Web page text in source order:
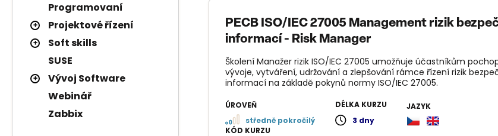
Programovaní
Projektové řízení
Soft skills
SUSE
Vývoj Software
Webinář
Zabbix
PECB ISO/IEC 27005 Management rizik
informací - Risk Manager
ÚROVEŇ
středně pokročilý
JAZYK
Školení Manažer rizik ISO/IEC 27005 umožňuje účastníkům
vývoje, vytváření, udržování a zlepšování rámce řízení rizik
informací na základě pokynů normy ISO/IEC 27005.
DÉLKA KURZU
3 dny
KÓD KURZU